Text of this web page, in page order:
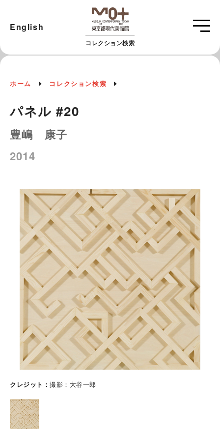
コレクション検索
English
ホーム コレクション検索
パネル #20
豊嶋 康子
2014
クレジット 撮影：大谷一郎